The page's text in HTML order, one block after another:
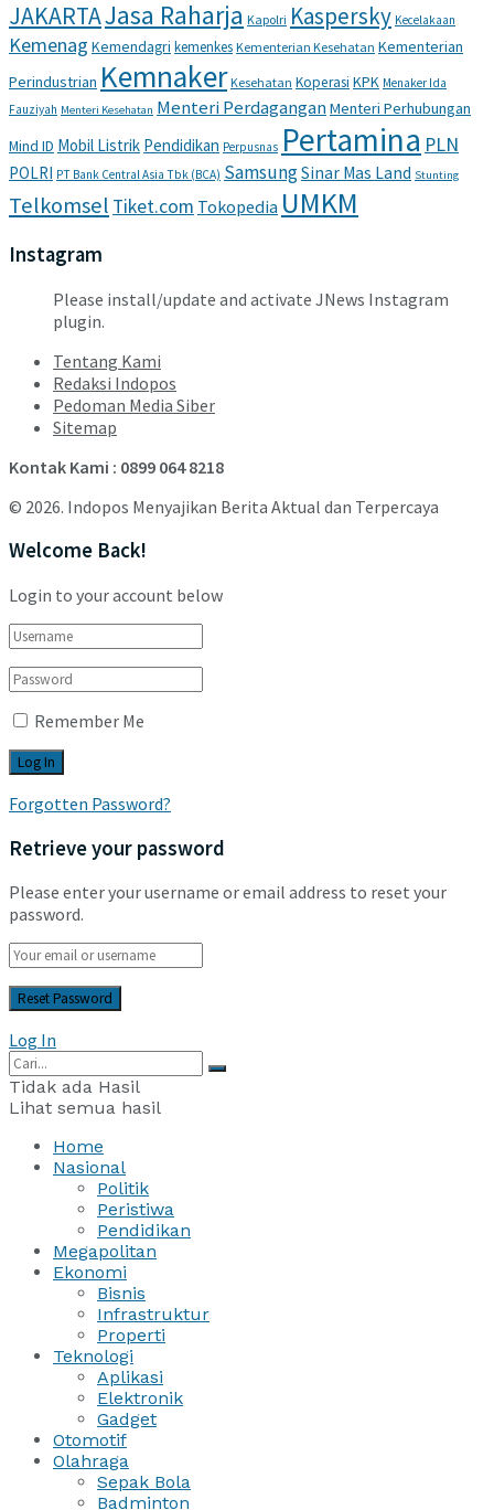
JAKARTAJasa Raharja Kapolri Kaspersky Kecelakaan
Kemenag Kemendagri kemenkes Kementerian Kesehatan Kementerian
Perindustrian Kemnaker Kesehatan Koperasi KPK Menaker Ida
Fauziyah Menteri Kesehatan Menteri PerdaganganMenteri Perhubungan
Mind ID Mobil Listrik Pendidikan Perpusnas Pertamina PLN
POLRI PT Bank Central Asia Tbk (BCA) SamsungSinar Mas Land Stunting
Telkomsel Tiket.com Tokopedia UMKM
Instagram
Please install/update and activate JNews Instagram
plugin.
Tentang Kami
Redaksi Indopos
Pedoman Media Siber
Sitemap
Kontak Kami : 0899 064 8218
© 2026. Indopos Menyajikan Berita Aktual dan Terpercaya
Welcome Back!
Login to your account below
Remember Me
Forgotten Password?
Retrieve your password
Please enter your username or email address to reset your
password.
Log In
Tidak ada Hasil
Lihat semua hasil
Home
Nasional
Politik
Peristiwa
Pendidikan
Megapolitan
Ekonomi
Bisnis
Infrastruktur
Properti
Teknologi
Aplikasi
Elektronik
Gadget
Otomotif
Olahraga
Sepak Bola
Badminton